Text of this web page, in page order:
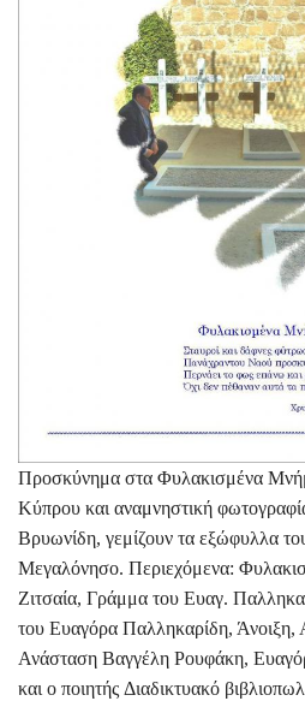
Προσκύνημα στα Φυλακισμένα
Κύπρου και αναμνηστική
Βρυωνίδη, γεμίζουν τα εξώφυλλα
Μεγαλόνησο. Περιεχόμενα:
Ζιτσαία, Γράμμα του Ευαγ.
του Ευαγόρα Παλληκαρίδη, Άνοιξη,
Ανάσταση Βαγγέλη Ρουφάκη,
και ο ποιητής Διαδικτυακό